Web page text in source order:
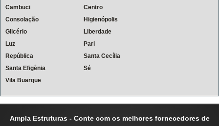
Cambuci
Centro
Consolação
Higienópolis
Glicério
Liberdade
Luz
Pari
República
Santa Cecília
Santa Efigênia
Sé
Vila Buarque
Ampla Estruturas - Conte com os melhores fornecedores de